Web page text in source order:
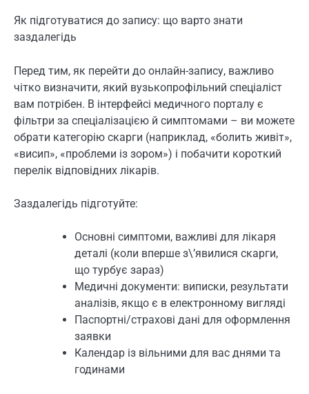
Як підготуватися до запису: що варто знати
заздалегідь
Перед тим, як перейти до онлайн-запису, важливо
чітко визначити, який вузькопрофільний спеціаліст
вам потрібен. В інтерфейсі медичного порталу є
фільтри за спеціалізацією й симптомами – ви можете
обрати категорію скарги (наприклад, «болить живіт»,
«висип», «проблеми із зором») і побачити короткий
перелік відповідних лікарів.
Заздалегідь підготуйте:
Основні симптоми, важливі для лікаря
деталі (коли вперше з\’явилися скарги,
що турбує зараз)
Медичні документи: виписки, результати
аналізів, якщо є в електронному вигляді
Паспортні/страхові дані для оформлення
заявки
Календар із вільними для вас днями та
годинами